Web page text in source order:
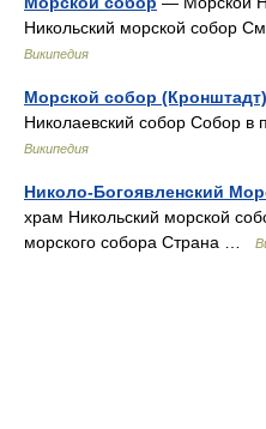
Никольский морской собор
Википедия
Морской собор (Кронштадт)
Николаевский собор Собор
Википедия
Николо-Богоявленский
храм Никольский морской
морского собора Страна …